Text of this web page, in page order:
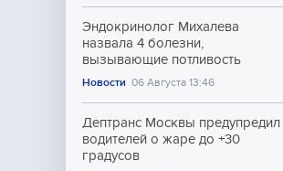
Эндокринолог Михалева
назвала 4 болезни,
вызывающие потливость
Новости 06 Августа 13:46
Дептранс Москвы предупредил
водителей о жаре до +30
градусов